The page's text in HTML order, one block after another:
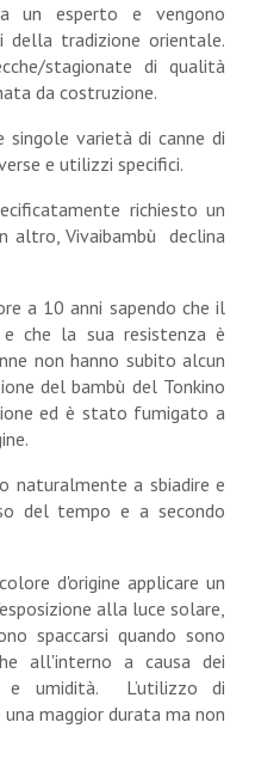
un esperto e vengono
tradizione orientale.
stagionate di qualità
da costruzione.
varietà di canne di
e utilizzi specifici.
richiesto un
altro, Vivaibambù declina
a 10 anni sapendo che il
che la sua resistenza è
non hanno subito alcun
del bambù del Tonkino
ed è stato fumigato a
naturalmente a sbiadire e
del tempo e a secondo
d'origine applicare un
alla luce solare,
spaccarsi quando sono
all'interno a causa dei
e umidità. L’utilizzo di
maggior durata ma non